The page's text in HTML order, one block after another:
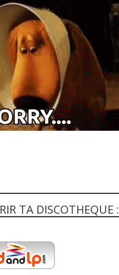
TA DISCOTHEQUE :